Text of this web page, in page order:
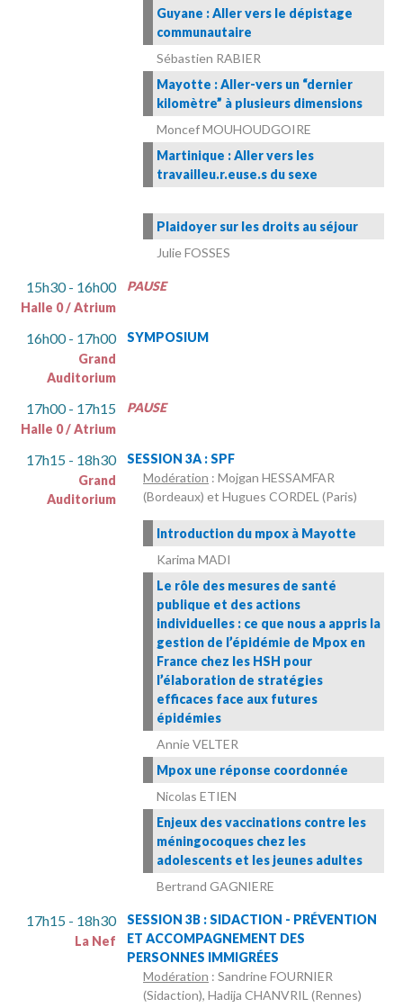
Guyane : Aller vers le dépistage
communautaire
Sébastien RABIER
Mayotte : Aller-vers un “dernier
kilomètre” à plusieurs dimensions
Moncef MOUHOUDGOIRE
Martinique : Aller vers les
travailleu.r.euse.s du sexe
Plaidoyer sur les droits au séjour
Julie FOSSES
15h30 - 16h00
Halle 0 / Atrium
PAUSE
16h00 - 17h00
Grand
Auditorium
SYMPOSIUM
17h00 - 17h15
Halle 0 / Atrium
PAUSE
17h15 - 18h30
Grand
Auditorium
SESSION 3A : SPF
Modération : Mojgan HESSAMFAR
(Bordeaux) et Hugues CORDEL (Paris)
Introduction du mpox à Mayotte
Karima MADI
Le rôle des mesures de santé
publique et des actions
individuelles : ce que nous a appris la
gestion de l’épidémie de Mpox en
France chez les HSH pour
l’élaboration de stratégies
efficaces face aux futures
épidémies
Annie VELTER
Mpox une réponse coordonnée
Nicolas ETIEN
Enjeux des vaccinations contre les
méningocoques chez les
adolescents et les jeunes adultes
Bertrand GAGNIERE
17h15 - 18h30
La Nef
SESSION 3B : SIDACTION - PRÉVENTION
ET ACCOMPAGNEMENT DES
PERSONNES IMMIGRÉES
Modération : Sandrine FOURNIER
(Sidaction), Hadija CHANVRIL (Rennes)